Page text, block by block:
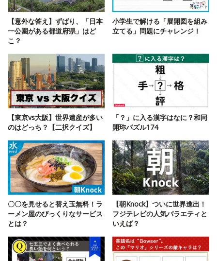
【意外な答え】ずばり、「日本
一公園がある都道府県」はど
こ？
小学生で解ける「展開図を組み
立てる」問題にチャレンジ！
【東京vs大阪】世界遺産が多い
のはどっち？【二択クイズ】
「？」に入る漢字はなに？和同
開珎パズル174
〇〇を見せると替え玉無料！ラ
ーメン屋のびっくりなサービス
とは？
【朝Knock】ついに世界進出！
フジテレビの人気バラエティと
いえば？